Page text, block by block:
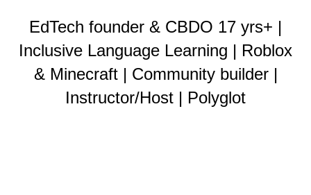
EdTech founder & CBDO 17 yrs+ |
Inclusive Language Learning | Roblox
& Minecraft | Community builder |
Instructor/Host | Polyglot